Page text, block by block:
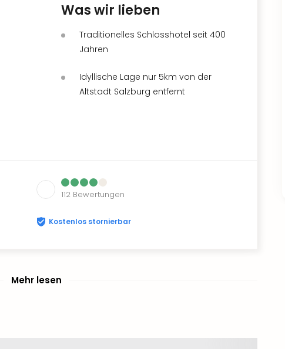
Was wir lieben
Traditionelles Schlosshotel seit 400
Jahren
Idyllische Lage nur 5km von der
Altstadt Salzburg entfernt
112 Bewertungen
Kostenlos stornierbar
Mehr lesen